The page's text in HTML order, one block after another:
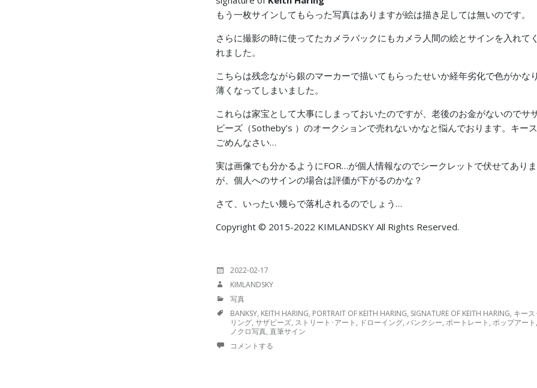
もう一枚サインしてもらった写真はありますが絵は描き足しては無いのです。
さらに撮影の時に使ってたカメラバックにもカメラ人間の絵とサインを入れて
れました。
こちらは残念ながら銀のマーカーで描いてもらったせいか経年劣化で色がかな
薄くなってしまいました。
これらは家宝として大事にしまっておいたのですが、老後のお金がないのでサ
ビーズ（Sotheby’s ）のオークションで売れないかなと悩んでおります。キー
ごめんなさい…
実は画像でも分かるようにFOR…が個人情報なのでシークレットで伏せてあり
が、個人へのサインの場合は評価が下がるのかな？
さて、いったい幾らで落札されるのでしょう…
Copyright © 2015-2022 KIMLANDSKY All Rights Reserved.
投
日:
2022-02-17
投
者:
KIMLANDSKY
カ
ゴ
リ
ー:
写真
TAGS
BANKSY, KEITH HARING, PORTRAIT OF KEITH HARING, SIGNATURE OF KEITH HARING, キース
リング, サザビーズ, ストリート･アート , ドローイング, バンクシー, ポートレート , ポップアート
ノクロ写真, 直筆サイン
コメントする